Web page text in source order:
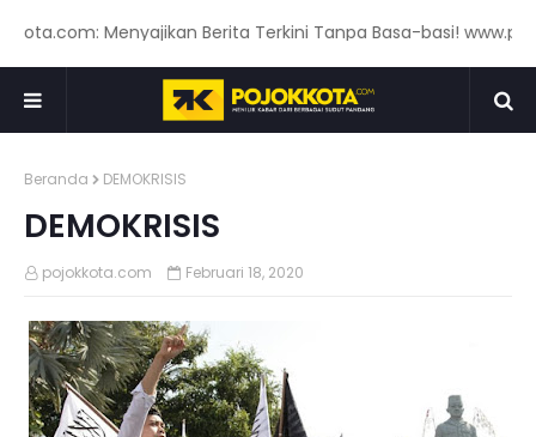
Menyajikan Berita Terkini Tanpa Basa-basi!
Beranda DEMOKRISIS
DEMOKRISIS
pojokkota.com Februari 18, 2020